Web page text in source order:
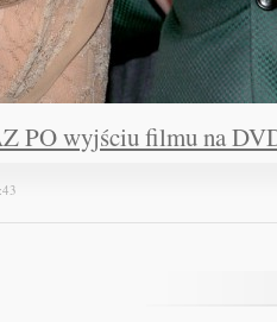
PO wyjściu filmu na